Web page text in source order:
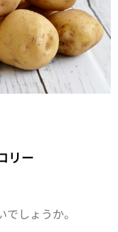
リー
しょうか。